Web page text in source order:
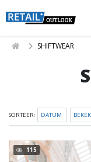
SHIFTWEAR
SORTEER: DATUM
115